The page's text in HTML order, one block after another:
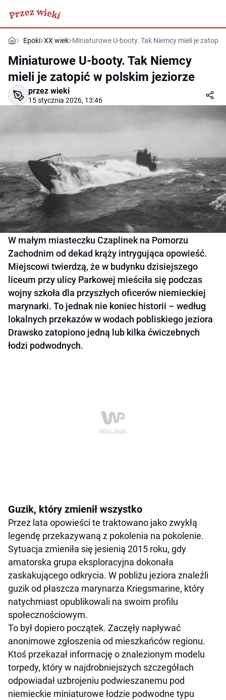
Epoki XX wiek Miniaturowe U-booty. Tak Niemcy mieli je
Miniaturowe U-booty. Tak Niemcy
mieli je zatopić w polskim jeziorze
przez wieki
15 stycznia 2026, 13:46
W małym miasteczku Czaplinek na Pomorzu
Zachodnim od dekad krąży intrygująca opowieść.
Miejscowi twierdzą, że w budynku dzisiejszego
liceum przy ulicy Parkowej mieściła się podczas
wojny szkoła dla przyszłych oficerów niemieckiej
marynarki. To jednak nie koniec historii – według
lokalnych przekazów w wodach pobliskiego jeziora
Drawsko zatopiono jedną lub kilka ćwiczebnych
łodzi podwodnych.
Guzik, który zmienił wszystko
Przez lata opowieści te traktowano jako zwykłą
legendę przekazywaną z pokolenia na pokolenie.
Sytuacja zmieniła się jesienią 2015 roku, gdy
amatorska grupa eksploracyjna dokonała
zaskakującego odkrycia. W pobliżu jeziora znaleźli
guzik od płaszcza marynarza Kriegsmarine, który
natychmiast opublikowali na swoim profilu
społecznościowym.
To był dopiero początek. Zaczęły napływać
anonimowe zgłoszenia od mieszkańców regionu.
Ktoś przekazał informację o znalezionym modelu
torpedy, który w najdrobniejszych szczegółach
odpowiadał uzbrojeniu podwieszanemu pod
niemieckie miniaturowe łodzie podwodne typu